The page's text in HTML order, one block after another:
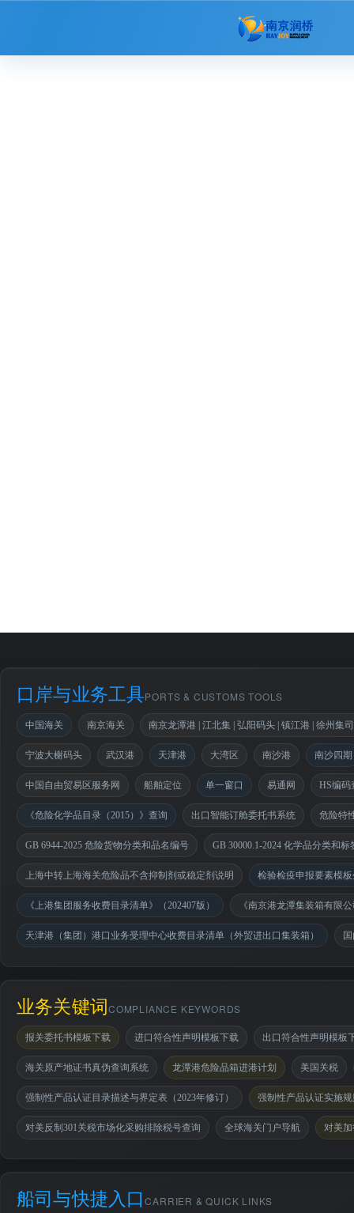
口岸与业务工具PORTS & CUSTOMS TOOLS
中国海关 南京海关 南京龙潭港 | 江北集 | 弘阳码头 | 镇江港 | 徐州集
宁波大榭码头 武汉港 天津港 大湾区 南沙港 南沙四期
中国自由贸易区服务网 船舶定位 单一窗口 易通网 HS编码
《危险化学品目录（2015）》查询 出口智能订舱委托书系统 危险特
GB 6944-2025 危险货物分类和品名编号 GB 30000.1-2024 化学品分类和
上海中转上海海关危险品不含抑制剂或稳定剂说明 检验检疫申报要素模
《上港集团服务收费目录清单》（202407版） 《南京港龙潭集装箱有限
天津港（集团）港口业务受理中心收费目录清单（外贸进出口集装箱）
业务关键词COMPLIANCE KEYWORDS
报关委托书模板下载 进口符合性声明模板下载 出口符合性声明模板
海关原产地证书真伪查询系统 龙潭港危险品箱进港计划 美国关税
强制性产品认证目录描述与界定表（2023年修订） 强制性产品认证实施
对美反制301关税市场化采购排除税号查询 全球海关门户导航 对美
船司与快捷入口CARRIER & QUICK LINKS